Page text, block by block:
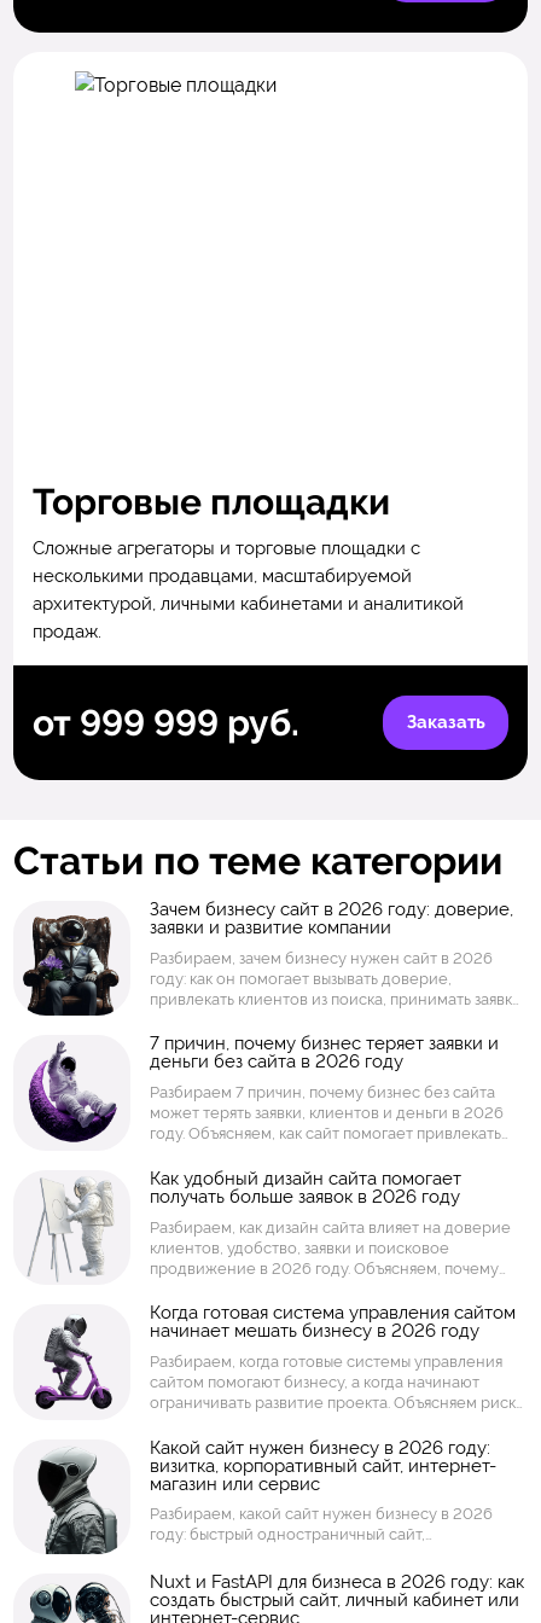
Торговые площадки
Сложные агрегаторы и торговые площадки с
несколькими продавцами, масштабируемой
архитектурой, личными кабинетами и аналитикой
продаж.
от 999 999 руб. Заказать
Статьи по теме категории
Зачем бизнесу сайт в 2026 году: доверие,
заявки и развитие компании
Разбираем, зачем бизнесу нужен сайт в 2026
году: как он помогает вызывать доверие,
привлекать клиентов из поиска, принимать заявки,
развивать компанию. Объясняем, когда
достаточно простого сайта, а когда нужен
сервис.
7 причин, почему бизнес теряет заявки и
деньги без сайта в 2026 году
Разбираем 7 причин, почему бизнес без сайта
может терять заявки, клиентов и деньги в 2026
году. Объясняем, как сайт помогает привлекать
принимать заявки, показывать товары и услуги,
собирать аналитику и работать как инструмент
Как удобный дизайн сайта помогает
получать больше заявок в 2026 году
Разбираем, как дизайн сайта влияет на доверие
клиентов, удобство, заявки и поисковое
продвижение в 2026 году. Объясняем, почему
загрузки, мобильная версия, понятные кнопки,
визуальная подача и удобный путь пользователя.
Когда готовая система управления сайтом
начинает мешать бизнесу в 2026 году
Разбираем, когда готовые системы управления
сайтом помогают бизнесу, а когда начинают
ограничивать развитие проекта. Объясняем риски
доработки, интеграции, масштабирование, права
доступа и поддержка.
Какой сайт нужен бизнесу в 2026 году:
визитка, корпоративный сайт, интернет-
магазин или сервис
Разбираем, какой сайт нужен бизнесу в 2026
году: быстрый одностраничный сайт,
личный кабинет, торговая площадка или
интернет-сервис. Объясняем, как выбрать формат
сайта под задачи компании, заявки, продажи,
Nuxt и FastAPI для бизнеса в 2026 году: как
создать быстрый сайт, личный кабинет или
интернет-сервис